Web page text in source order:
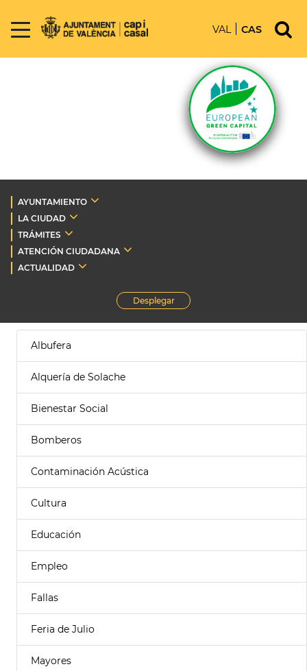
VAL CAS
AYUNTAMIENTO
LA CIUDAD
TRÁMITES
ATENCIÓN CIUDADANA
ACTUALIDAD
Desplegar
Albufera
Alquería de Solache
Bienestar Social
Bomberos
Contaminación Acústica
Cultura
Educación
Empleo
Fallas
Feria de Julio
Mayores